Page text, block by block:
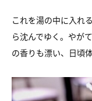
これを湯の中に入れ
ら沈んでゆく。やが
の香りも漂い、日頃